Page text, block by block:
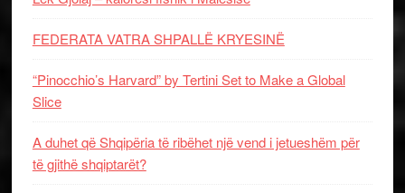
FEDERATA VATRA SHPALLË KRYESINË
“Pinocchio’s Harvard” by Tertini Set to Make a Global
Slice
A duhet që Shqipëria të ribëhet një vend i jetueshëm për
të gjithë shqiptarët?